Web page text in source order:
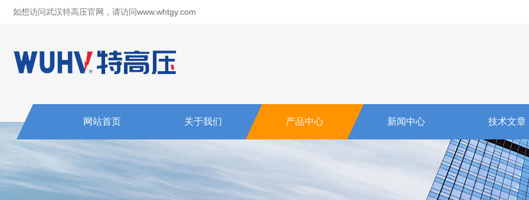
如想访问武汉特高压官网，请访问www.whtgy.com
网站首页 关于我们 产品中心 新闻中心 技术文章